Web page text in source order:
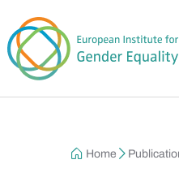
Home